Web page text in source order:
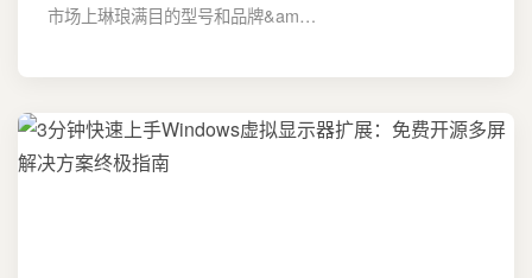
市场上琳琅满目的型号和品牌&am…